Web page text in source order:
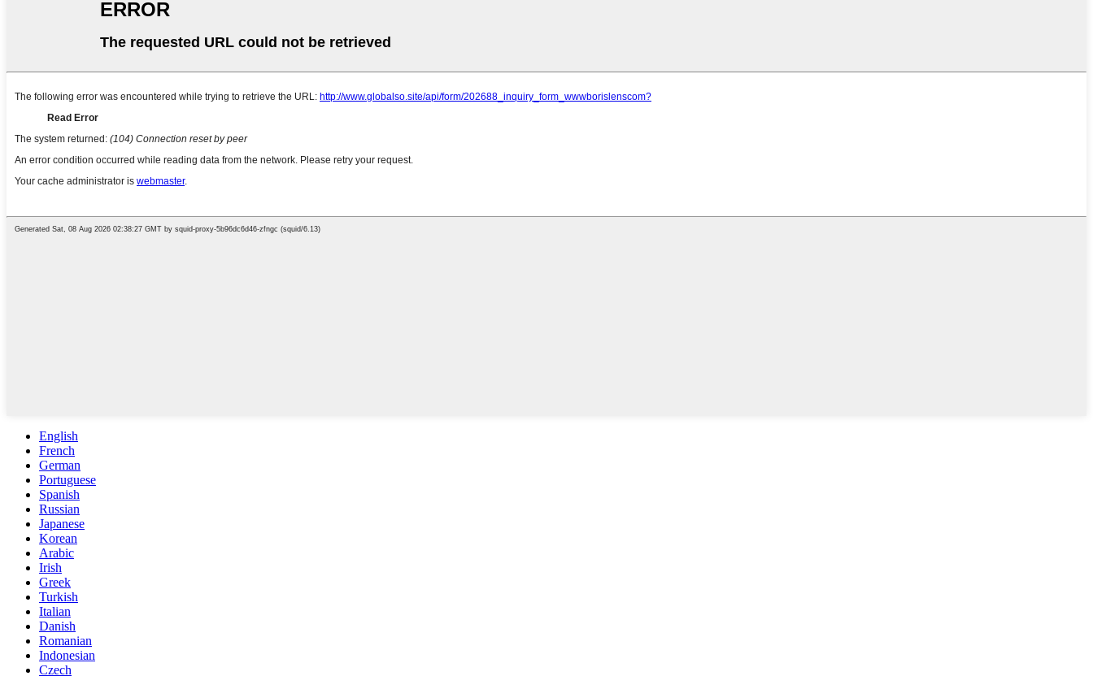
English
French
German
Portuguese
Spanish
Russian
Japanese
Korean
Arabic
Irish
Greek
Turkish
Italian
Danish
Romanian
Indonesian
Czech